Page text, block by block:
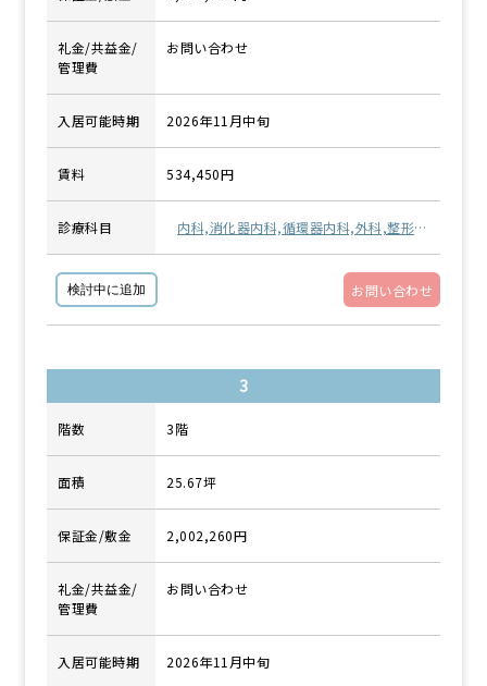
礼金/共益金/
管理費
お問い合わせ
入居可能時期 2026年11月中旬
賃料 534,450円
診療科目
内科,消化器内科,循環器内科,外科,整形外
科・リハビリテーション科,精神科・心療
内科,小児科,眼科,耳鼻咽喉科,その他
検討中に追加 お問い合わせ
3
階数 3階
面積 25.67坪
保証金/敷金 2,002,260円
礼金/共益金/
管理費
お問い合わせ
入居可能時期 2026年11月中旬